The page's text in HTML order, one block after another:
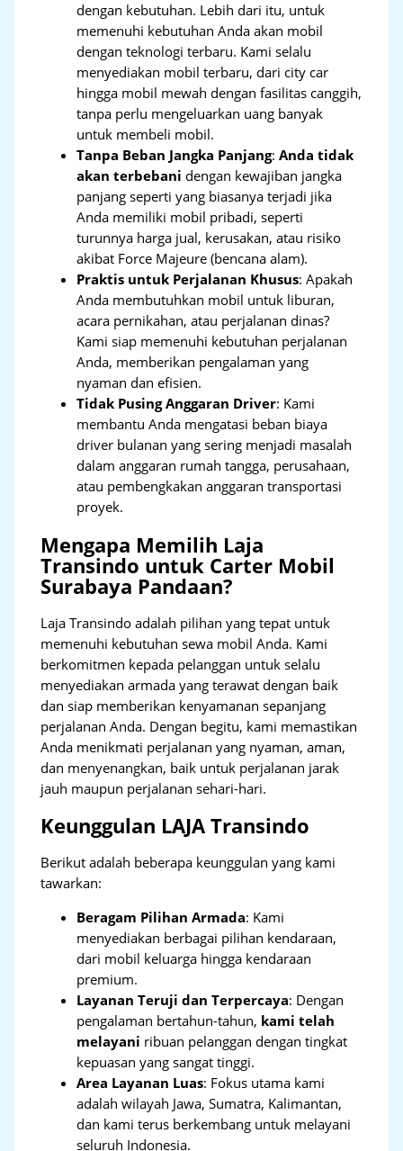
dengan kebutuhan. Lebih dari itu, untuk
memenuhi kebutuhan Anda akan mobil
dengan teknologi terbaru. Kami selalu
menyediakan mobil terbaru, dari city car
hingga mobil mewah dengan fasilitas canggih,
tanpa perlu mengeluarkan uang banyak
untuk membeli mobil.
Tanpa Beban Jangka Panjang:Anda tidak
akan terbebani dengan kewajiban jangka
panjang seperti yang biasanya terjadi jika
Anda memiliki mobil pribadi, seperti
turunnya harga jual, kerusakan, atau risiko
akibat Force Majeure (bencana alam).
Praktis untuk Perjalanan Khusus: Apakah
Anda membutuhkan mobil untuk liburan,
acara pernikahan, atau perjalanan dinas?
Kami siap memenuhi kebutuhan perjalanan
Anda, memberikan pengalaman yang
nyaman dan efisien.
Tidak Pusing Anggaran Driver: Kami
membantu Anda mengatasi beban biaya
driver bulanan yang sering menjadi masalah
dalam anggaran rumah tangga, perusahaan,
atau pembengkakan anggaran transportasi
proyek.
Mengapa Memilih Laja
Transindo untuk Carter Mobil
Surabaya Pandaan?
Laja Transindo adalah pilihan yang tepat untuk
memenuhi kebutuhan sewa mobil Anda. Kami
berkomitmen kepada pelanggan untuk selalu
menyediakan armada yang terawat dengan baik
dan siap memberikan kenyamanan sepanjang
perjalanan Anda. Dengan begitu, kami memastikan
Anda menikmati perjalanan yang nyaman, aman,
dan menyenangkan, baik untuk perjalanan jarak
jauh maupun perjalanan sehari-hari.
Keunggulan LAJA Transindo
Berikut adalah beberapa keunggulan yang kami
tawarkan:
Beragam Pilihan Armada: Kami
menyediakan berbagai pilihan kendaraan,
dari mobil keluarga hingga kendaraan
premium.
Layanan Teruji dan Terpercaya: Dengan
pengalaman bertahun-tahun, kami telah
melayani ribuan pelanggan dengan tingkat
kepuasan yang sangat tinggi.
Area Layanan Luas: Fokus utama kami
adalah wilayah Jawa, Sumatra, Kalimantan,
dan kami terus berkembang untuk melayani
seluruh Indonesia.